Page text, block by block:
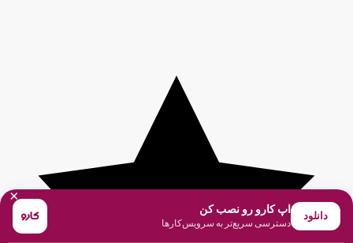
×
دانلود
اپ کارو رو نصب کن
دسترسی سریع‌تر به سرویس‌کارها